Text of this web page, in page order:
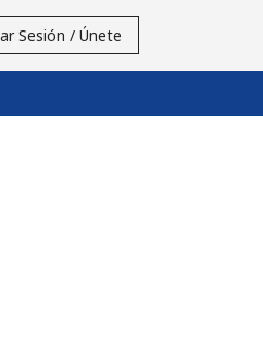
Sesión / Únete